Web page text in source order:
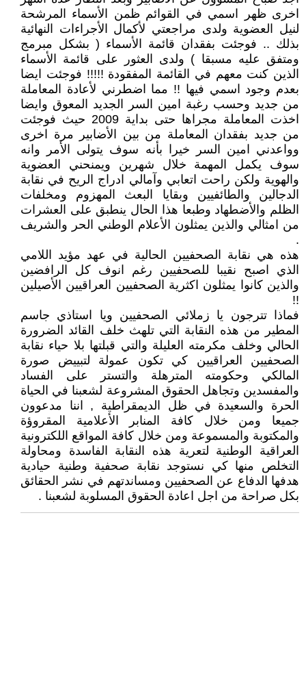
اخرى ظهر اسمي في القوائم ظمن الأسماء المرشحة
لنيل العضوية ولدى مراجعتي لأكمال الأجراءات النهائية
بذلك .. فوجئت بفقدان قائمة الأسماء ( بشكل مبرمج
ومتفق عليه مسبقا ) ولدى العثور على قائمة الأسماء
الذين كنت معهم في القائمة المفقودة !!!!! فوجئت ايضا
بعدم وجود اسمي فيها !! مما اضطرني لأعادة المعاملة
من جديد وحسب رغبة امين السر الجديد المعوق وايضا
اخذت المعاملة مجراها حتى بداية 2009 حيث فوجئت
من جديد بفقدان المعاملة من بين الأضابير مرة اخرى
وواعدني امين السر خيرا بأنه سوف يتولى الأمر وانه
سوف يكمل المهمة خلال شهرين ويمنحني العضوية
والهوية ولكن راحت اتعابي وآمالي ادراج الريح في نقابة
الدجالين والطائفيين وبقايا البعث المهزوم ومخلفات
الظلم والأضطهاد وطبعا هذا الحال ينطبق على العشرات
من امثالي والذين يمثلون الأعلام الوطني الحر والشريف
.
هذه هي نقابة الصحفيين الحالية في عهد مؤيد اللامي
الذي اصبح نقيبا للصحفيين رغم انوف كل الرافضين
والذين كانوا يمثلون اكثرية الصحفيين العراقيين الأصيلين
!!
فماذا تترجون يا زملائي الصحفيين ويا استاذي جاسم
المطير من هذه النقابة التي تلهث خلف القائد الضرورة
الحالي وخلف مكرمته العليلة والتي قبلتها بلا حياء نقابة
الصحفيين العراقيين كي تكون عمولة لتبييض صورة
المالكي وحكومته المترهلة والتستر على الفساد
والمفسدين وتجاهل الحقوق المشروعة لشعبنا في الحياة
الحرة والسعيدة في ظل الديمقراطية , اننا مدعوون
جميعا ومن خلال كافة المنابر الأعلامية المقروؤة
والمكتوبة والمسموعة ومن خلال كافة المواقع اللكترونية
العراقية الوطنية لتعرية هذه النقابة الفاسدة ومحاولة
التخلص منها كي نستوجد نقابة صحفية وطنية حيادية
هدفها الدفاع عن الصحفيين ومساندتهم في نشر الحقائق
بكل صراحة من اجل اعادة الحقوق المسلوبة لشعبنا .